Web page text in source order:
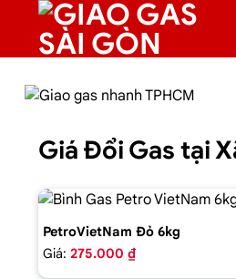
Giá Đổi Gas tại
PetroVietNam Đỏ 6kg
Giá: 275.000 ₫